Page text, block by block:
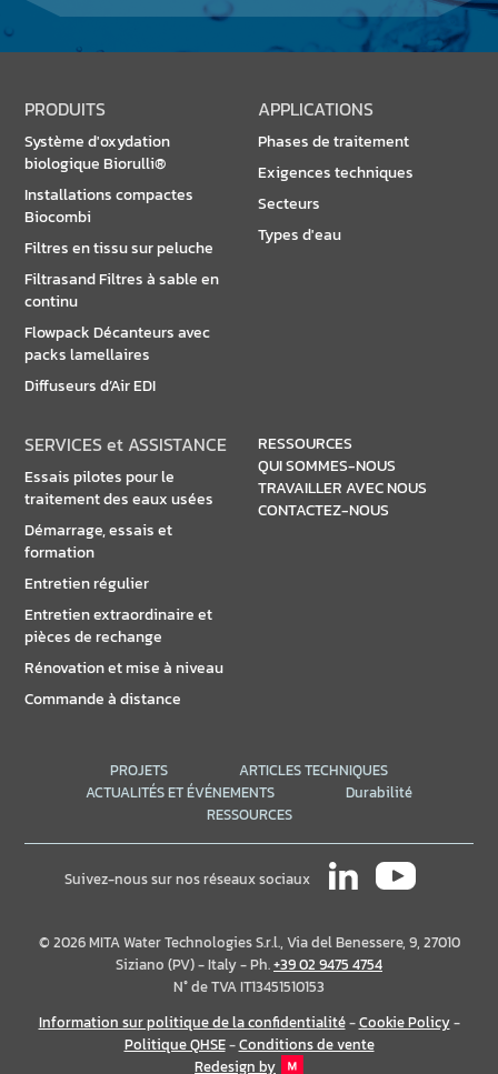
PRODUITS
Système d'oxydation
biologique Biorulli®
Installations compactes
Biocombi
Filtres en tissu sur peluche
Filtrasand Filtres à sable en
continu
Flowpack Décanteurs avec
packs lamellaires
Diffuseurs d’Air EDI
APPLICATIONS
Phases de traitement
Exigences techniques
Secteurs
Types d'eau
SERVICES et ASSISTANCE
Essais pilotes pour le
traitement des eaux usées
Démarrage, essais et
formation
Entretien régulier
Entretien extraordinaire et
pièces de rechange
Rénovation et mise à niveau
Commande à distance
RESSOURCES
QUI SOMMES-NOUS
TRAVAILLER AVEC NOUS
CONTACTEZ-NOUS
PROJETS
ARTICLES TECHNIQUES
ACTUALITÉS ET ÉVÉNEMENTS
Durabilité
RESSOURCES
Suivez-nous sur nos réseaux sociaux
© 2026 MITA Water Technologies S.r.l., Via del Benessere, 9, 27010
Siziano (PV) - Italy - Ph.+39 02 9475 4754
N° de TVA IT13451510153
Information sur politique de la confidentialité-Cookie Policy-
Politique QHSE-Conditions de vente
Redesign by